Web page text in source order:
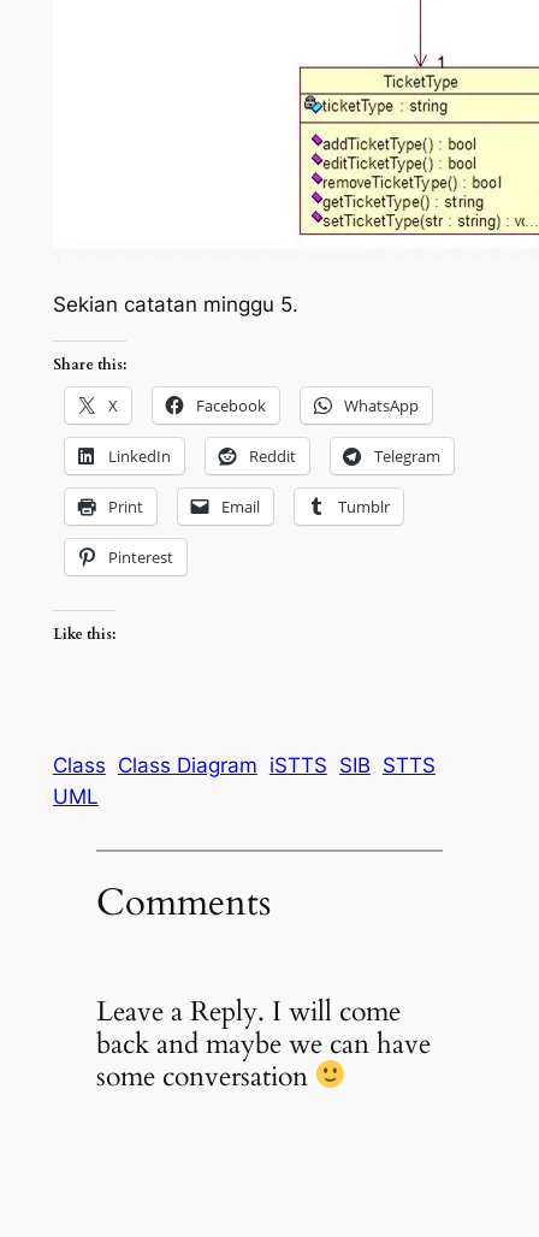
Sekian catatan minggu 5.
Share this:
X Facebook WhatsApp
LinkedIn Reddit Telegram
Print Email Tumblr
Pinterest
Like this:
Class Class Diagram iSTTS SIB STTS
UML
Comments
Leave a Reply. I will come
back and maybe we can have
some conversation